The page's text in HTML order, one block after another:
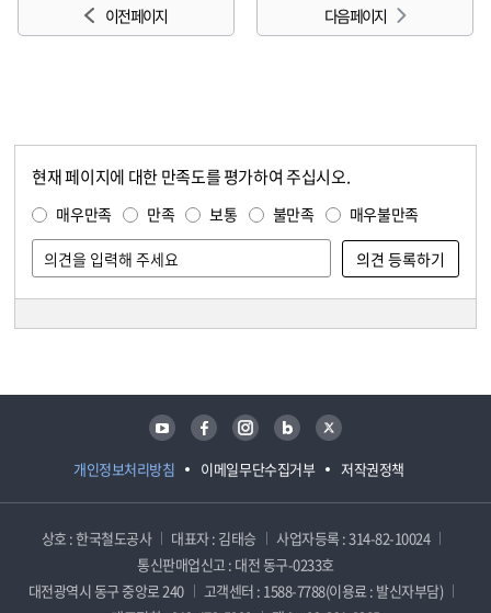
이전 페이지 다음 페이지
현재 페이지에 대한 만족도를 평가하여 주십시오.
매우만족 만족 보통 불만족 매우불만족
개인정보처리방침 이메일무단수집거부 저작권정책
유튜브 페이스북 인스타그램 블로그 트위터
상호 : 한국철도공사 대표자 : 김태승
사업자등록 : 314-82-10024
통신판매업신고 : 대전 동구-0233호
대전광역시 동구 중앙로 240
고객센터 : 1588-7788(이용료 : 발신자부담)